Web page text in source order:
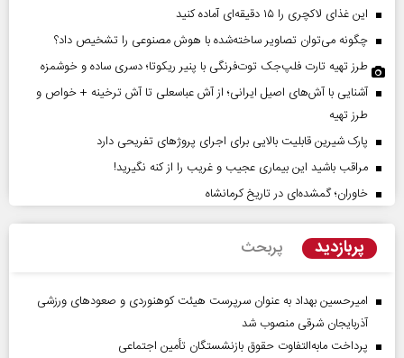
این غذای لاکچری را ۱۵ دقیقه‌ای آماده کنید
چگونه می‌توان تصاویر ساخته‌شده با هوش مصنوعی را تشخیص داد؟
طرز تهیه تارت فلپ‌جک توت‌فرنگی با پنیر ریکوتا؛ دسری ساده و خوشمزه
آشنایی با آش‌های اصیل ایرانی؛ از آش عباسعلی تا آش ترخینه + خواص و
طرز تهیه
پارک شیرین قابلیت‌ بالایی برای اجرای پروژهای تفریحی دارد
مراقب باشید این بیماری عجیب و غریب را از کنه نگیرید!
خاوران؛ گمشده‌ای در تاریخ کرمانشاه
پربازدید پربحث
امیرحسین بهداد به عنوان سرپرست هیئت کوهنوردی و صعودهای ورزشی
آذربایجان شرقی منصوب شد
پرداخت مابه‌التفاوت حقوق بازنشستگان تأمین اجتماعی